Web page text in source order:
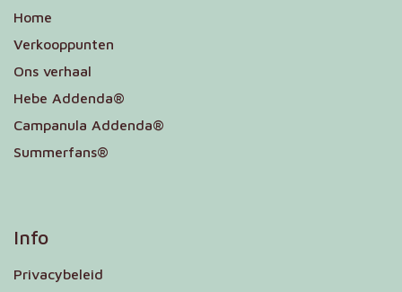
Home
Verkooppunten
Ons verhaal
Hebe Addenda®
Campanula Addenda®
Summerfans®
Info
Privacybeleid